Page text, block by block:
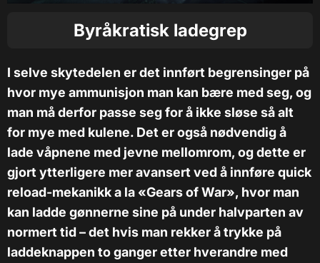
Byråkratisk ladegrep
I selve skytedelen er det innført begrensinger på
hvor mye ammunisjon man kan bære med seg, og
man må derfor passe seg for å ikke sløse så alt
for mye med kulene. Det er også nødvendig å
lade våpnene med jevne mellomrom, og dette er
gjort ytterligere mer avansert ved å innføre quick
reload-mekanikk a la «Gears of War», hvor man
kan ladde gønnerne sine på under halvparten av
normert tid – det hvis man rekker å trykke på
laddeknappen to ganger etter hverandre med